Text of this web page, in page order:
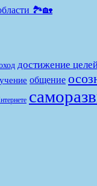
🏞️🏡
достижение
общение